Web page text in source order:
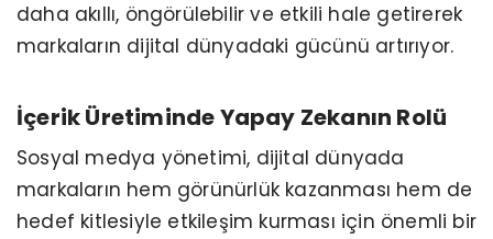
daha akıllı, öngörülebilir ve etkili hale getirerek
markaların dijital dünyadaki gücünü artırıyor.
İçerik Üretiminde Yapay Zekanın Rolü
Sosyal medya yönetimi, dijital dünyada
markaların hem görünürlük kazanması hem de
hedef kitlesiyle etkileşim kurması için önemli bir